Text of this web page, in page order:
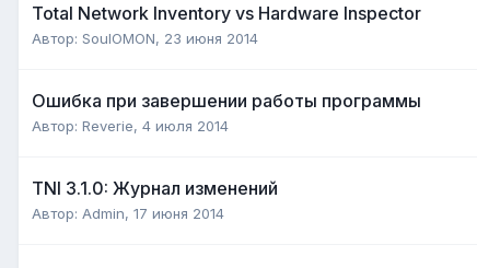
Total Network Inventory vs Hardware Inspector
Автор: SoulOMON, 23 июня 2014
Ошибка при завершении работы программы
Автор: Reverie, 4 июля 2014
TNI 3.1.0: Журнал изменений
Автор: Admin, 17 июня 2014